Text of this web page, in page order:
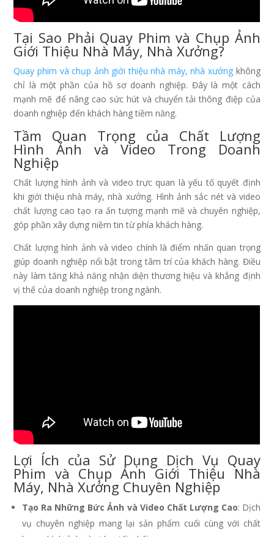
Tại Sao Phải Quay Phim và Chụp Ảnh
Giới Thiệu Nhà Máy, Nhà Xưởng?
Quay phim và chụp ảnh giới thiệu nhà máy, nhà xưởng không
chỉ là một phần của hồ sơ doanh nghiệp. Đây là một cách
mạnh mẽ để nâng cao sức hút và chuyển tải thông điệp của
doanh nghiệp đến khách hàng tiềm năng.
Tầm Quan Trọng của Chất Lượng
Hình Ảnh và Video Trong Doanh
Nghiệp
Chất lượng hình ảnh và video trực quan là yếu tố quyết định
khi giới thiệu nhà máy, nhà xưởng. Hình ảnh sắc nét và video
chất lượng cao tạo ra ấn tượng mạnh mẽ và chuyên nghiệp,
góp phần xây dựng niềm tin từ phía khách hàng.
Chất lượng hình ảnh và video chính là điểm nhấn quan trọng
giúp doanh nghiệp nổi bật trong tâm trí của khách hàng. Điều
này làm tăng khả năng nhận diện thương hiệu và khẳng định
vị thế của doanh nghiệp trong ngành.
Lợi Ích của Sử Dụng Dịch Vụ Quay
Phim và Chụp Ảnh Giới Thiệu Nhà
Máy, Nhà Xưởng Chuyên Nghiệp
Tạo Ra Những Bức Ảnh và Video Chất Lượng Cao: Dịch
vụ chuyên nghiệp mang lại sản phẩm cuối cùng với chất